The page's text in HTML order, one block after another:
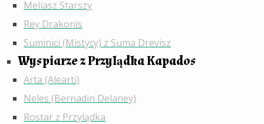
Meliasz Starszy
Rey Drakonis
Suminici (Mistycy) z Suma Drevisz
Wyspiarze z Przylądka Kapados
Arta (Alearti)
Neles (Bernadin Delaney)
Rostar z Przylądka